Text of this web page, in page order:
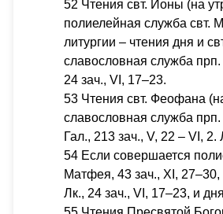
52 Чтения свт. Ионы (на
полиелейная служба свт.
литургии – чтения дня и
славословная служба прп.
24 зач., VI, 17–23.
53 Чтения свт. Феофана
славословная служба прп.
Гал., 213 зач., V, 22 – VI,
54 Если совершается
Матфея, 43 зач., XI,
Лк., 24 зач., VI, 17–23, и